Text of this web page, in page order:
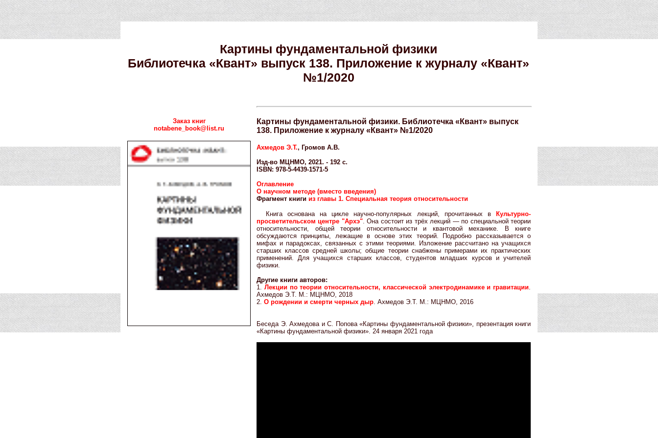
Картины фундаментальной физики
Библиотечка «Квант» выпуск 138. Приложение к журналу «Квант»
№1/2020
Заказ книг
notabene_book@list.ru
Картины фундаментальной физики. Библиотечка «Квант» выпуск
138. Приложение к журналу «Квант» №1/2020
Ахмедов Э.Т., Громов А.В.
Изд-во МЦНМО, 2021. - 192 с.
ISBN: 978-5-4439-1571-5
Оглавление
О научном методе (вместо введения)
Фрагмент книги из главы 1. Специальная теория относительности
Книга основана на цикле научно-популярных лекций, прочитанных в
Культурно-
просветительском центре "Архэ". Она состоит из трёх лекций — по специальной теории
относительности, общей теории относительности и квантовой механике. В книге
обсуждаются принципы, лежащие в основе этих теорий. Подробно рассказывается о
мифах и парадоксах, связанных с этими теориями. Изложение рассчитано на учащихся
старших классов средней школы; общие теории снабжены примерами их практических
применений. Для учащихся старших классов, студентов младших курсов и учителей
физики.
Другие книги авторов:
1. Лекции по теории относительности, классической электродинамике и гравитации.
Ахмедов Э.Т. М.: МЦНМО, 2018
2. О рождении и смерти черных дыр. Ахмедов Э.Т. М.: МЦНМО, 2016
Беседа Э. Ахмедова и С. Попова «Картины фундаментальной физики», презентация книги
«Картины фундаментальной физики». 24 января 2021 года